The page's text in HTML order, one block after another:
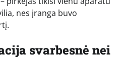
nes įranga buvo
svarbesnė nei